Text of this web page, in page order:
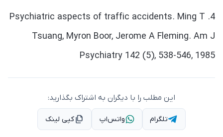
4. Psychiatric aspects of traffic accidents. Ming T
Tsuang, Myron Boor, Jerome A Fleming. Am J
Psychiatry 142 (5), 538-546, 1985
این مطلب را با دیگران به اشتراک بگذارید:
تلگرام واتس‌اپ کپی لینک